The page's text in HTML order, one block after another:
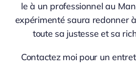
le à un professionnel au
expérimenté saura redonner
toute sa justesse et sa
Contactez moi pour un